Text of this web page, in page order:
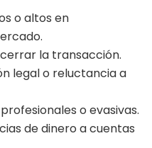
o altos en
la transacción.
legal o reluctancia a
o evasivas.
de dinero a cuentas